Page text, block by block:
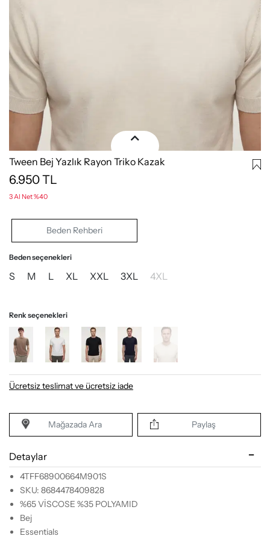
Tween Bej Yazlık Rayon Triko Kazak
6.950TL
3 Al Net %40
Beden Rehberi
Beden seçenekleri
S M L XL XXL 3XL 4XL
Renk seçenekleri
Ücretsiz teslimat ve ücretsiz iade
Mağazada Ara Paylaş
Detaylar
4TFF68900664M901S
SKU: 8684478409828
%65 VİSCOSE %35 POLYAMID
Bej
Essentials